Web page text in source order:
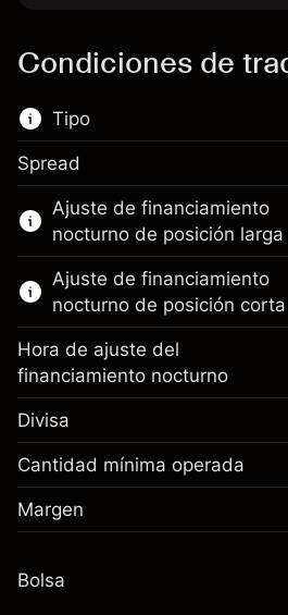
Condiciones de
Tipo
Este mercado financiero
hacer trading con CFD.
Obtén más información
CFD
Spread
Ajuste de financiamiento
nocturno de posición larga
Ajuste de financiamiento
nocturno
Cargos por el valor total de la
posición
Tamaño de la operación
~$5,000.00
Ajuste de financiamiento
nocturno de posición corta
Margen. Tu inversión
Ajuste de
Hora de ajuste del
financiamiento nocturno
Divisa
Cantidad mínima operada
Margen
Bolsa